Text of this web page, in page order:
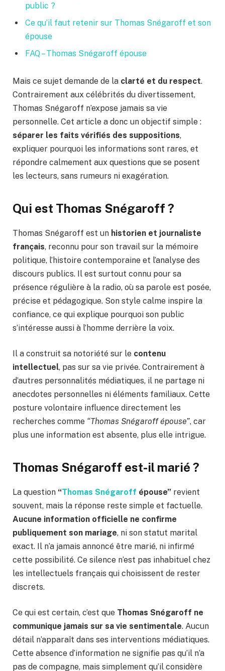
public ?
Ce qu’il faut retenir sur Thomas Snégaroff et son
épouse
FAQ – Thomas Snégaroff épouse
Mais ce sujet demande de la clarté et du respect.
Contrairement aux célébrités du divertissement,
Thomas Snégaroff n’expose jamais sa vie
personnelle. Cet article a donc un objectif simple :
séparer les faits vérifiés des suppositions,
expliquer pourquoi les informations sont rares, et
répondre calmement aux questions que se posent
les lecteurs, sans rumeurs ni exagération.
Qui est Thomas Snégaroff ?
Thomas Snégaroff est un historien et journaliste
français, reconnu pour son travail sur la mémoire
politique, l’histoire contemporaine et l’analyse des
discours publics. Il est surtout connu pour sa
présence régulière à la radio, où sa parole est posée,
précise et pédagogique. Son style calme inspire la
confiance, ce qui explique pourquoi son public
s’intéresse aussi à l’homme derrière la voix.
Il a construit sa notoriété sur le contenu
intellectuel, pas sur sa vie privée. Contrairement à
d’autres personnalités médiatiques, il ne partage ni
anecdotes personnelles ni éléments familiaux. Cette
posture volontaire influence directement les
recherches comme “Thomas Snégaroff épouse”, car
plus une information est absente, plus elle intrigue.
Thomas Snégaroff est-il marié ?
La question “Thomas Snégaroff épouse” revient
souvent, mais la réponse reste simple et factuelle.
Aucune information officielle ne confirme
publiquement son mariage, ni son statut marital
exact. Il n’a jamais annoncé être marié, ni infirmé
cette possibilité. Ce silence n’est pas inhabituel chez
les intellectuels français qui choisissent de rester
discrets.
Ce qui est certain, c’est que Thomas Snégaroff ne
communique jamais sur sa vie sentimentale. Aucun
détail n’apparaît dans ses interventions médiatiques.
Cette absence d’information ne signifie pas qu’il n’a
pas de compagne, mais simplement qu’il considère